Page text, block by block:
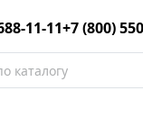
11-11+7 (800)